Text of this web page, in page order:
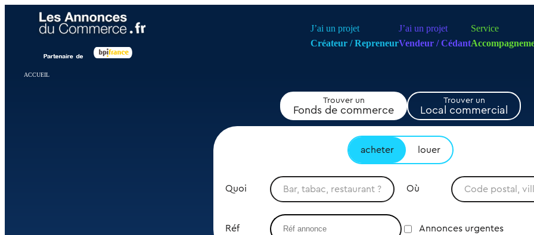
J’ai un projet
Créateur / Repreneur
J’ai un projet
Vendeur / Cédant
Service
ACCUEIL
Trouver un
Fonds de commerce
Trouver un
Local commercial
acheter louer
Quoi Où
Réf Annonces urgentes
Panneau de gestion des cookies